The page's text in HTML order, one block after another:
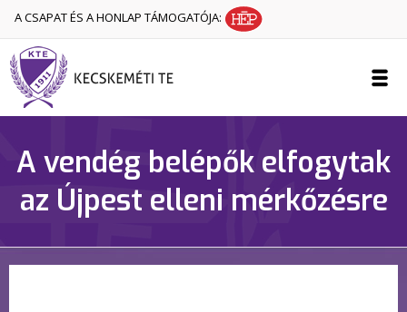
A CSAPAT ÉS A HONLAP TÁMOGATÓJA:
A vendég belépők elfogytak
az Újpest elleni mérkőzésre